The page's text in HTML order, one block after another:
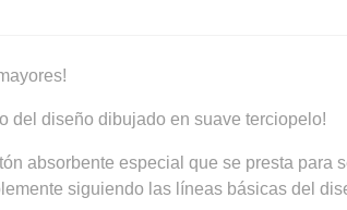
del diseño dibujado en suave terciopelo!
absorbente especial que se presta
siguiendo las líneas básicas del